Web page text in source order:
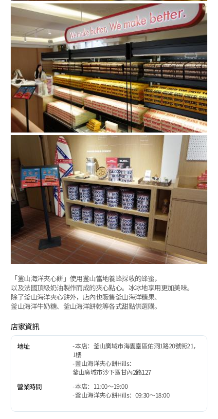
「釜山海洋夾心餅」使用釜山當地養蜂採收的蜂蜜，
以及法國頂級奶油製作而成的夾心點心。冰冰地享用更加美味。
除了釜山海洋夾心餅外，店內也販售釜山海洋糖果、
釜山海洋牛奶糖、釜山海洋餅乾等各式甜點供選購。
店家資訊
地址
- 本店：釜山廣域市海雲臺區佑洞1路20號街21，
1樓
- 釜山海洋夾心餅Hills：
釜山廣域市沙下區甘內2路127
營業時間
- 本店：11:00～19:00
- 釜山海洋夾心餅Hills：09:30～18:00